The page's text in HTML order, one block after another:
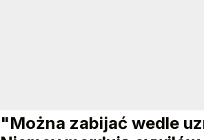
"Można zabijać wedle